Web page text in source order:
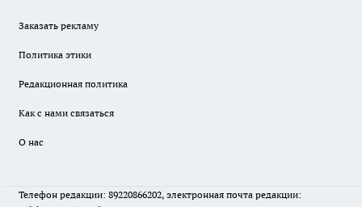
Заказать рекламу
Политика этики
Редакционная политика
Как с нами связаться
О нас
Телефон редакции: 89220866202, электронная почта редакции: